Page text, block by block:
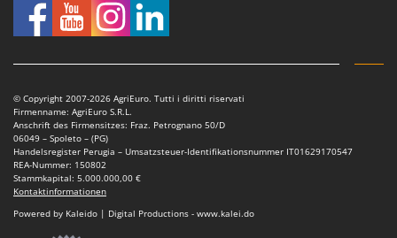
© Copyright 2007-2026 AgriEuro. Tutti i diritti riservati
Firmenname: AgriEuro S.R.L.
Anschrift des Firmensitzes: Fraz. Petrognano 50/D
06049 – Spoleto – (PG)
Handelsregister Perugia – Umsatzsteuer-Identifikationsnummer IT01629170547
REA-Nummer: 150802
Stammkapital: 5.000.000,00 €
Kontaktinformationen
Powered by Kaleido | Digital Productions - www.kalei.do